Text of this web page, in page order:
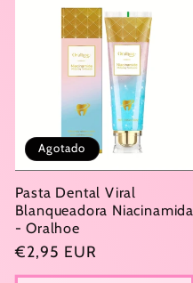
Agotado
Pasta Dental Viral
Blanqueadora Niacinamida
- Oralhoe
Precio
habitual
€2,95 EUR